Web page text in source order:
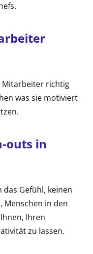
Mitarbeiter richtig
was sie motiviert
outs in
Gefühl, keinen
Menschen in den
Ihren
zu lassen.